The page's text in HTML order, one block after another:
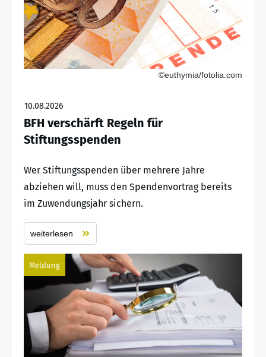
©euthymia/fotolia.com
10.08.2026
BFH verschärft Regeln für
Stiftungsspenden
Wer Stiftungsspenden über mehrere Jahre
abziehen will, muss den Spendenvortrag bereits
im Zuwendungsjahr sichern.
weiterlesen
Meldung